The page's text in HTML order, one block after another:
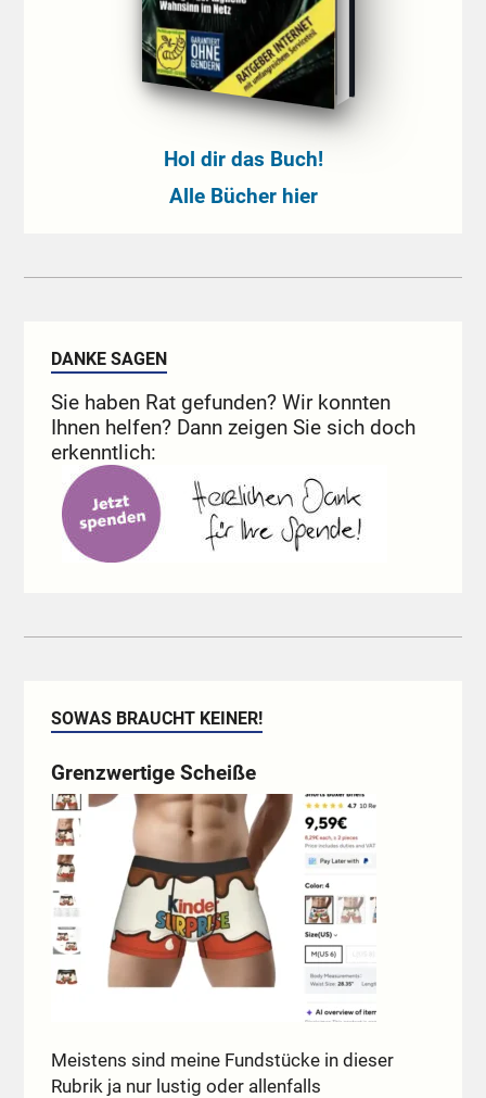
Hol dir das Buch!
Alle Bücher hier
DANKE SAGEN
Sie haben Rat gefunden? Wir konnten
Ihnen helfen? Dann zeigen Sie sich doch
erkenntlich:
SOWAS BRAUCHT KEINER!
Grenzwertige Scheiße
Meistens sind meine Fundstücke in dieser
Rubrik ja nur lustig oder allenfalls